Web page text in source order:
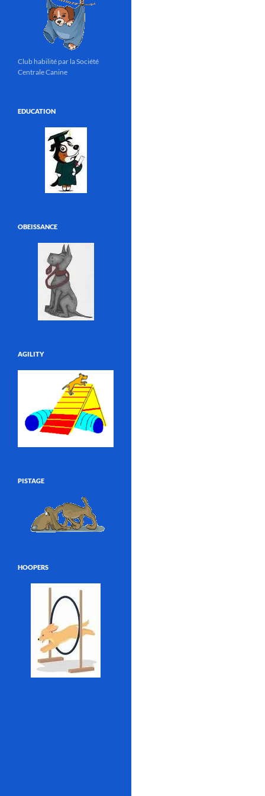
Club habilité par la Société
Centrale Canine
EDUCATION
OBEISSANCE
AGILITY
PISTAGE
HOOPERS